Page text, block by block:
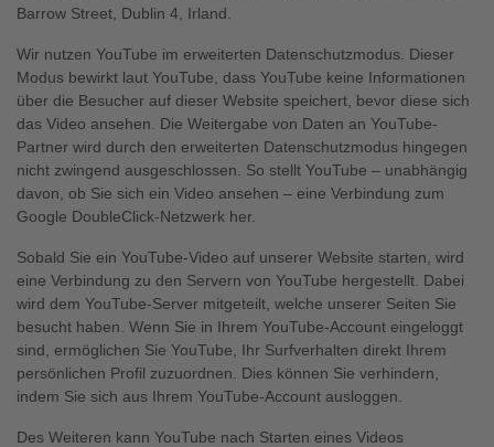
Barrow Street, Dublin 4, Irland.
Wir nutzen YouTube im erweiterten Datenschutzmodus. Dieser
Modus bewirkt laut YouTube, dass YouTube keine Informationen
über die Besucher auf dieser Website speichert, bevor diese sich
das Video ansehen. Die Weitergabe von Daten an YouTube-
Partner wird durch den erweiterten Datenschutzmodus hingegen
nicht zwingend ausgeschlossen. So stellt YouTube – unabhängig
davon, ob Sie sich ein Video ansehen – eine Verbindung zum
Google DoubleClick-Netzwerk her.
Sobald Sie ein YouTube-Video auf unserer Website starten, wird
eine Verbindung zu den Servern von YouTube hergestellt. Dabei
wird dem YouTube-Server mitgeteilt, welche unserer Seiten Sie
besucht haben. Wenn Sie in Ihrem YouTube-Account eingeloggt
sind, ermöglichen Sie YouTube, Ihr Surfverhalten direkt Ihrem
persönlichen Profil zuzuordnen. Dies können Sie verhindern,
indem Sie sich aus Ihrem YouTube-Account ausloggen.
Des Weiteren kann YouTube nach Starten eines Videos